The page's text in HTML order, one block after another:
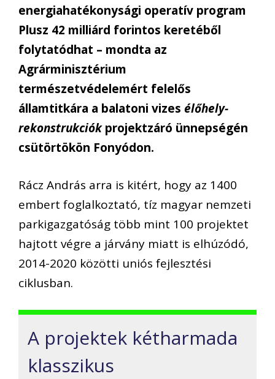
energiahatékonysági operatív program
Plusz 42 milliárd forintos keretéből
folytatódhat – mondta az
Agrárminisztérium
természetvédelemért felelős
államtitkára a balatoni vizes élőhely-
rekonstrukciókprojektzáró ünnepségén
csütörtökön Fonyódon.
Rácz András arra is kitért, hogy az 1400
embert foglalkoztató, tíz magyar nemzeti
parkigazgatóság több mint 100 projektet
hajtott végre a járvány miatt is elhúzódó,
2014-2020 közötti uniós fejlesztési
ciklusban.
A projektek kétharmada
klasszikus